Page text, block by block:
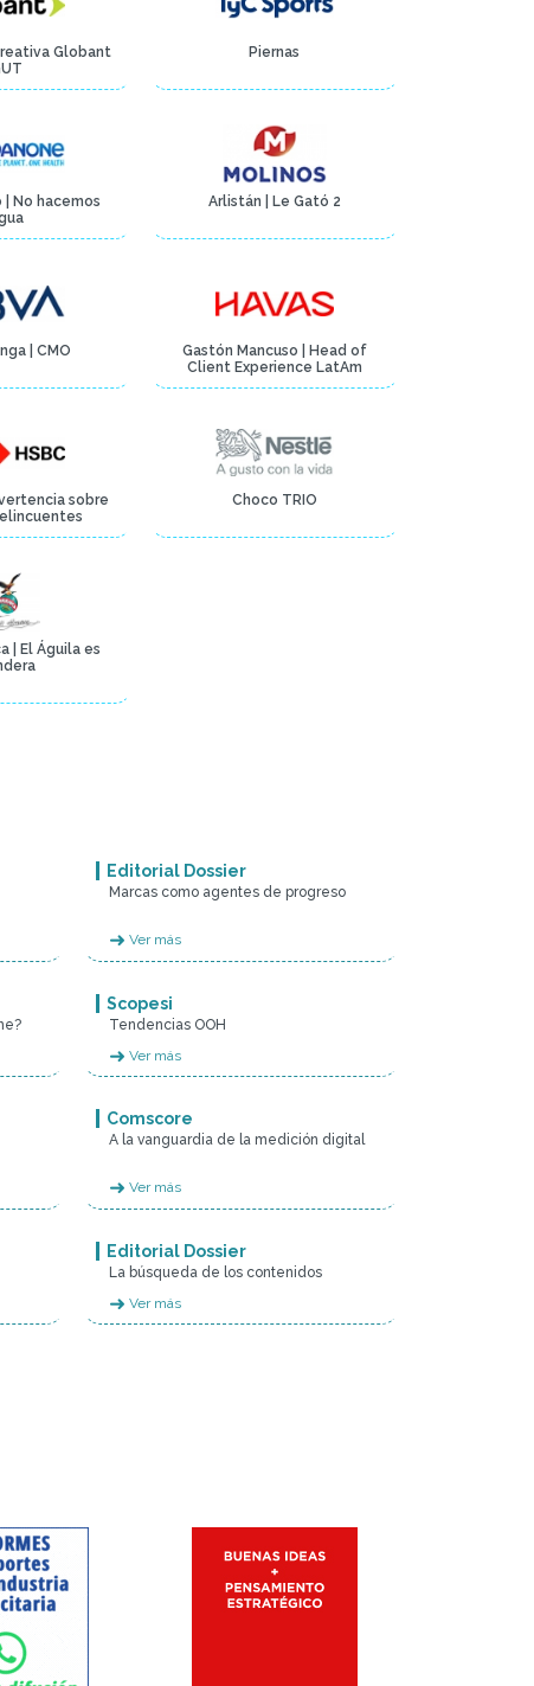
Globant
Piernas
No hacemos
Arlistán | Le Gató 2
| CMO
Gastón Mancuso | Head of
Client Experience LatAm
sobre
Choco TRIO
| El Águila es
Editorial Dossier
Marcas como agentes de progreso
➜ Ver más
Scopesi
Tendencias OOH
➜ Ver más
Comscore
A la vanguardia de la medición digital
➜ Ver más
Editorial Dossier
La búsqueda de los contenidos
➜ Ver más